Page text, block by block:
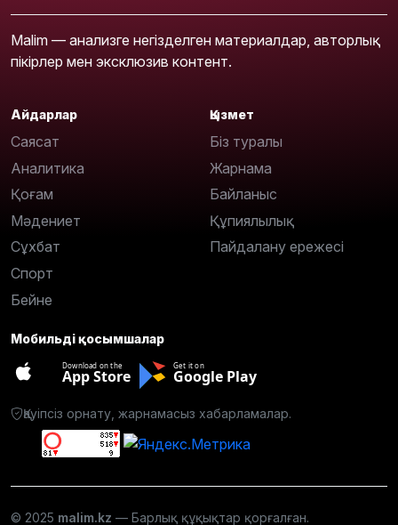
Malim — анализге негізделген материалдар, авторлық
пікірлер мен эксклюзив контент.
Айдарлар
Саясат
Аналитика
Қоғам
Мәдениет
Сұхбат
Спорт
Бейне
Қызмет
Біз туралы
Жарнама
Байланыс
Құпиялылық
Пайдалану ережесі
Мобильді қосымшалар
Download on the
App Store
Get it on
Google Play
Қауіпсіз орнату, жарнамасыз хабарламалар.
© 2025 malim.kz — Барлық құқықтар қорғалған.